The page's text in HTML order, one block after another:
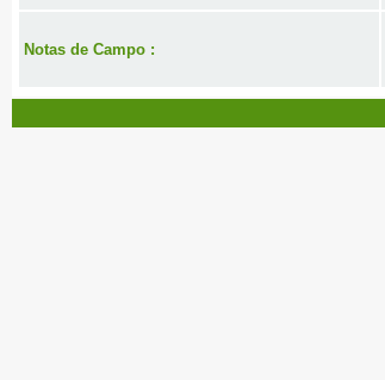
Notas de Campo :